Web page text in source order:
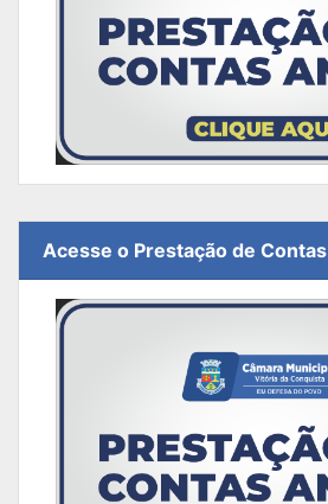
Acesse o Prestação de Contas